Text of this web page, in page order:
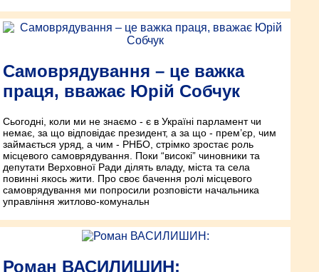
Самоврядування – це важка
праця, вважає Юрій Собчук
Сьогодні, коли ми не знаємо - є в Україні парламент чи
немає, за що відповідає президент, а за що - прем’єр, чим
займається уряд, а чим - РНБО, стрімко зростає роль
місцевого самоврядування. Поки “високі” чиновники та
депутати Верховної Ради ділять владу, міста та села
повинні якось жити. Про своє бачення ролі місцевого
самоврядування ми попросили розповісти начальника
управління житлово-комунальн
Роман ВАСИЛИШИН: